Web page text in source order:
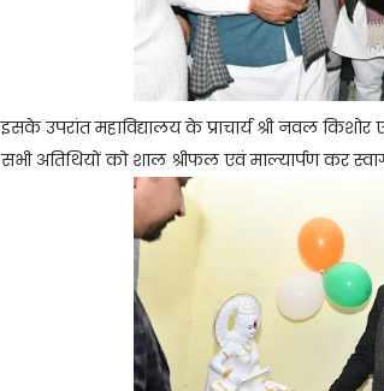
इसके उपरांत महाविद्यालय के प्राचार्य श्री नवल किशोर
सभी अतिथियों को शाल श्रीफल एवं माल्यार्पण कर